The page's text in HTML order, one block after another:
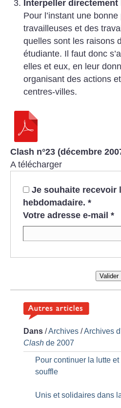
Interpeller
Pour l’instant une
travailleuses et des
quelles sont les raisons
étudiante. Il faut donc
elles et eux, en leur
organisant des actions
centres-villes.
Clash n°23 (décembre
A télécharger
Je souhaite recevoir
hebdomadaire. *
Votre adresse e-mail *
Valider
Dans /Archives /Archives
Clash de 2007
Pour continuer la lutte
souffle
Unis et solidaires dans